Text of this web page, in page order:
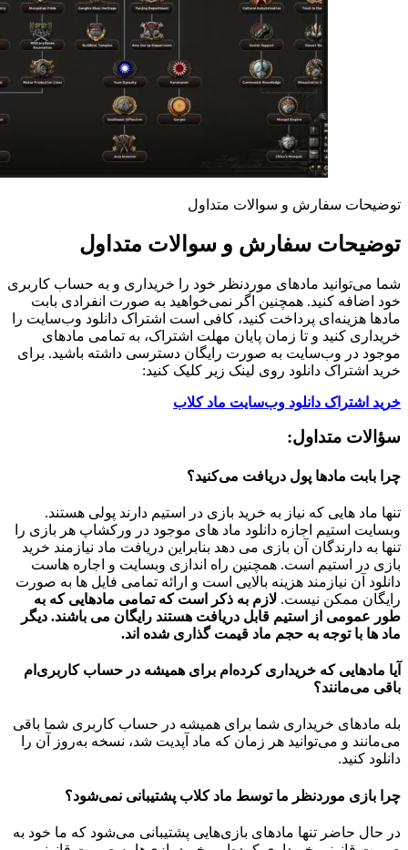
توضیحات سفارش و سوالات متداول
توضیحات سفارش و سوالات متداول
شما می‌توانید مادهای موردنظر خود را خریداری و به حساب کاربری
خود اضافه کنید. همچنین اگر نمی‌خواهید به صورت انفرادی بابت
مادها هزینه‌ای پرداخت کنید، کافی است اشتراک دانلود وب‌سایت را
خریداری کنید و تا زمان پایان مهلت اشتراک، به تمامی مادهای
موجود در وب‌سایت به صورت رایگان دسترسی داشته باشید. برای
خرید اشتراک دانلود روی لینک زیر کلیک کنید:
خرید اشتراک دانلود وب‌سایت ماد کلاب
سؤالات متداول:
چرا بابت مادها پول دریافت می‌کنید؟
تنها ماد هایی که نیاز به خرید بازی در استیم دارند پولی هستند.
وبسایت استیم اجازه دانلود ماد های موجود در ورکشاپ هر بازی را
تنها به دارندگان آن بازی می دهد بنابراین دریافت ماد نیازمند خرید
بازی در استیم است. همچنین راه اندازی وبسایت و اجاره هاست
دانلود آن نیازمند هزینه بالایی است و ارائه تمامی فایل ها به صورت
رایگان ممکن نیست. لازم به ذکر است که تمامی مادهایی که به
طور عمومی از استیم قابل دریافت هستند رایگان می باشند. دیگر
ماد ها با توجه به حجم ماد قیمت گذاری شده اند.
آیا مادهایی که خریداری کرده‌ام برای همیشه در حساب‌ کاربری‌ام
باقی می‌مانند؟
بله مادهای خریداری شما برای همیشه در حساب کاربری شما باقی
می‌مانند و می‌توانید هر زمان که ماد آپدیت شد، نسخه به‌روز آن را
دانلود کنید.
چرا بازی موردنظر ما توسط ماد کلاب پشتیبانی نمی‌شود؟
در حال حاضر تنها مادهای بازی‌هایی پشتیبانی می‌شود که ما خود به